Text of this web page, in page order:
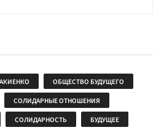
ОБЩЕСТВО БУДУЩЕГО
СОЛИДАРНЫЕ ОТНОШЕНИЯ
СОЛИДАРНОСТЬ БУДУЩЕЕ